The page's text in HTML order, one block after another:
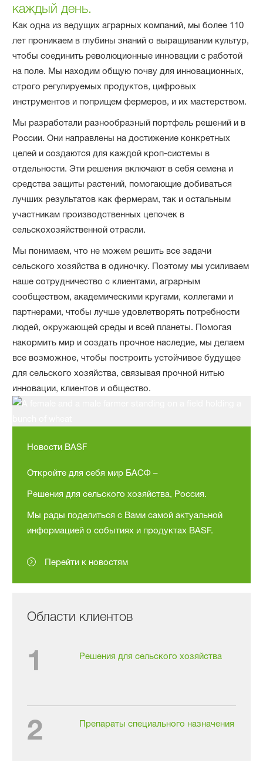
каждый день.
Как одна из ведущих аграрных компаний, мы более 110
лет проникаем в глубины знаний о выращивании культур,
чтобы соединить революционные инновации с работой
на поле. Мы находим общую почву для инновационных,
строго регулируемых продуктов, цифровых
инструментов и поприщем фермеров, и их мастерством.
Мы разработали разнообразный портфель решений и в
России. Они направлены на достижение конкретных
целей и создаются для каждой кроп-системы в
отдельности. Эти решения включают в себя семена и
средства защиты растений, помогающие добиваться
лучших результатов как фермерам, так и остальным
участникам производственных цепочек в
сельскохозяйственной отрасли.
Мы понимаем, что не можем решить все задачи
сельского хозяйства в одиночку. Поэтому мы усиливаем
наше сотрудничество с клиентами, аграрным
сообществом, академическими кругами, коллегами и
партнерами, чтобы лучше удовлетворять потребности
людей, окружающей среды и всей планеты. Помогая
накормить мир и создать прочное наследие, мы делаем
все возможное, чтобы построить устойчивое будущее
для сельского хозяйства, связывая прочной нитью
инновации, клиентов и общество.
Новости BASF
Откройте для себя мир БАСФ –
Решения для сельского хозяйства, Россия.
Мы рады поделиться с Вами самой актуальной
информацией о событиях и продуктах BASF.
Перейти к новостям
Области клиентов
1 Решения для сельского хозяйства
2 Препараты специального назначения